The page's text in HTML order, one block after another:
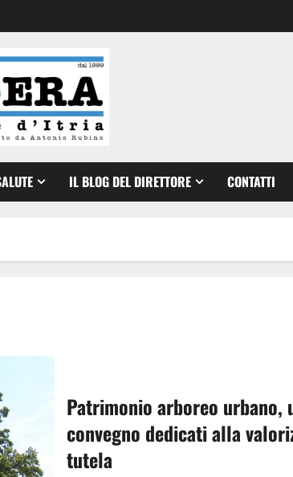
IL BLOG DEL DIRETTORE CONTATTI
Patrimonio arboreo urbano,
convegno dedicati alla
tutela